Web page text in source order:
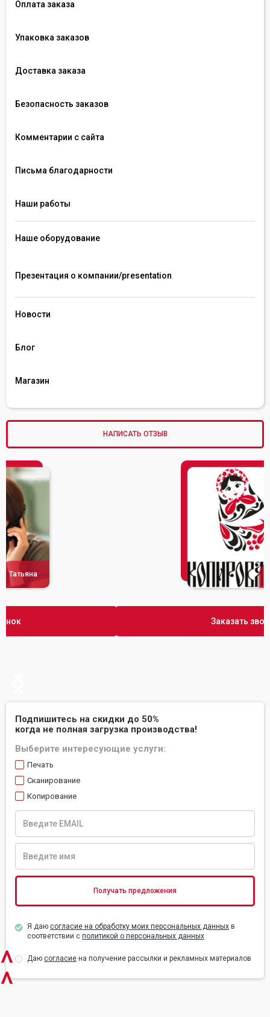
Оплата заказа
Упаковка заказов
Доставка заказа
Безопасность заказов
Комментарии с сайта
Письма благодарности
Наши работы
Наше оборудование
Презентация о компании/presentation
Новости
Блог
Магазин
НАПИСАТЬ ОТЗЫВ
Сусана
Подпишитесь на скидки до 50%
когда не полная загрузка производства!
Выберите интересующие услуги:
Печать
Сканирование
Копирование
Я даю согласие на обработку моих персональных данных в
соответствии с политикой о персональных данных
Даю согласие на получение рассылки и рекламных материалов
^
^